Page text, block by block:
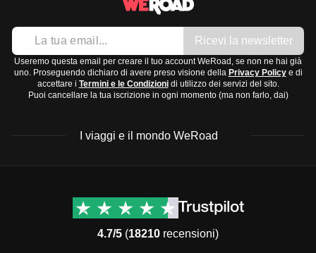
Ricevi la newsletter
Useremo questa email per creare il tuo account WeRoad, se non ne hai già
uno. Proseguendo dichiaro di avere preso visione della Privacy Policye di
accettare i Termini e le Condizionidi utilizzo dei servizi del sito.
Puoi cancellare la tua iscrizione in ogni momento (ma non farlo, dai)
I viaggi e il mondo WeRoad
Viaggi di gruppo Nord
Viaggi di gruppo Centro
Contatti
Termini e condizioni
4.7/5 (18210 recensioni)